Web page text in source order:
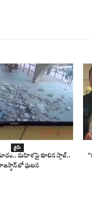
క్రైమ్
మహిళపై కూలిన స్లాబ్‌..
లో ఘటన